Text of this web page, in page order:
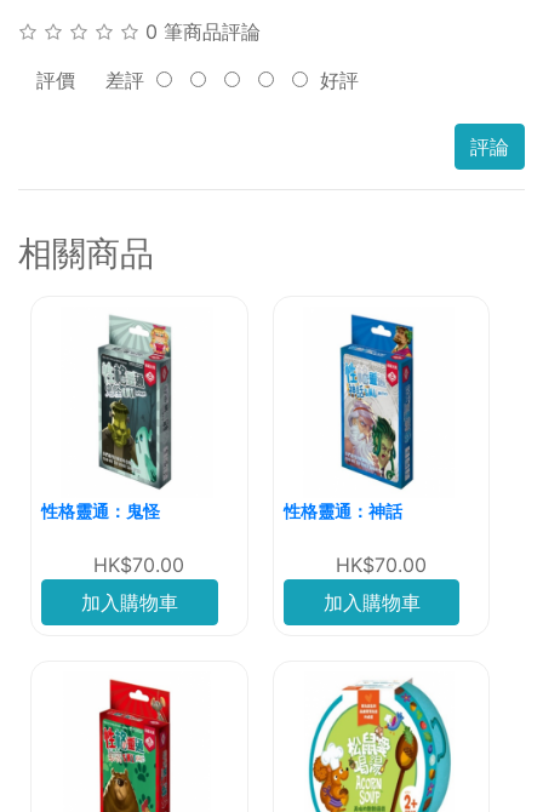
0 筆商品評論
評價 差評 好評
評論
相關商品
性格靈通：鬼怪
HK$70.00
加入購物車
性格靈通：神話
HK$70.00
加入購物車